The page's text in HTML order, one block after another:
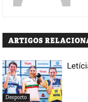
ARTIGOS
Desporto